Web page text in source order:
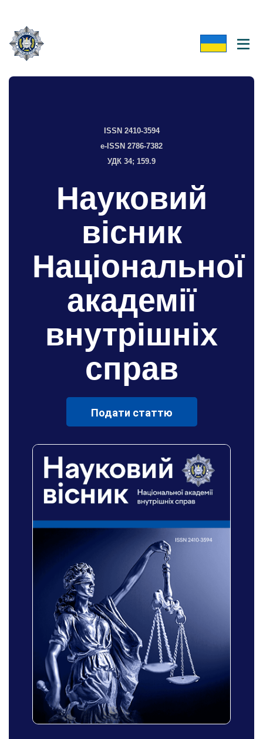
ISSN 2410-3594
e-ISSN 2786-7382
УДК 34; 159.9
Науковий
вісник
Національної
академії
внутрішніх
справ
Подати статтю